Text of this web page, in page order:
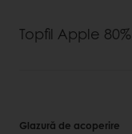
Topfil Apple
Glazură de acoperire